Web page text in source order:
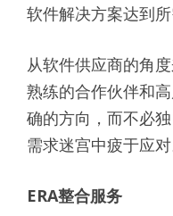
软件解决方案达到
从软件供应商的角
熟练的合作伙伴和
确的方向，而不必
需求迷宫中疲于应对
ERA整合服务